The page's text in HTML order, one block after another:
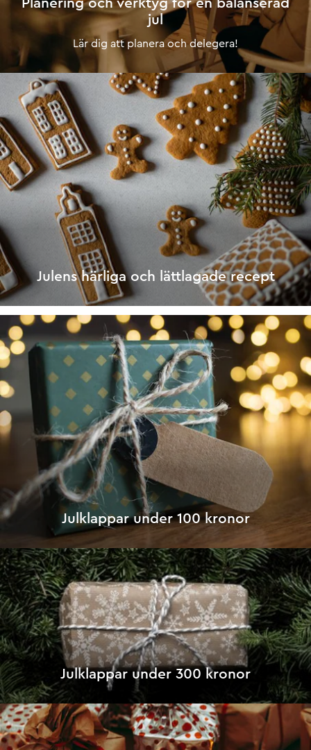
Planering och verktyg för en balanserad
jul
Lär dig att planera och delegera!
Julens härliga och lättlagade recept
Julklappar under 100 kronor
Julklappar under 300 kronor